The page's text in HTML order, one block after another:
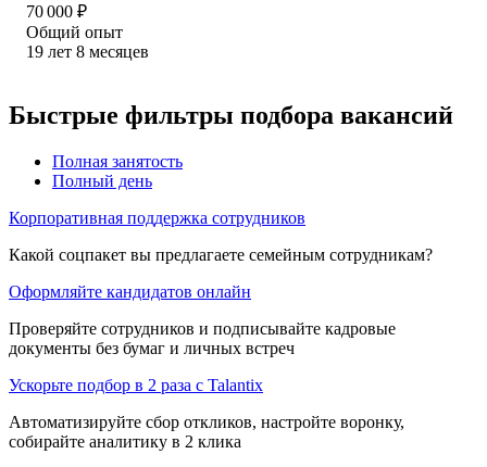
70 000 ₽
Общий опыт
19 лет 8 месяцев
Быстрые фильтры подбора вакансий
Полная занятость
Полный день
Корпоративная поддержка сотрудников
Какой соцпакет вы предлагаете семейным сотрудникам?
Оформляйте кандидатов онлайн
Проверяйте сотрудников и подписывайте кадровые
документы без бумаг и личных встреч
Ускорьте подбор в 2 раза с Talantix
Автоматизируйте сбор откликов, настройте воронку,
собирайте аналитику в 2 клика